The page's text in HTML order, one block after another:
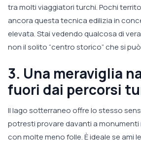
tra molti viaggiatori turchi. Pochi
ancora questa tecnica edilizia in
elevata. Stai vedendo qualcosa di
non il solito “centro storico” che si
3. Una meraviglia
fuori dai percorsi
Il lago sotterraneo offre lo stesso
potresti provare davanti a monumenti
con molte meno folle. È ideale se ami